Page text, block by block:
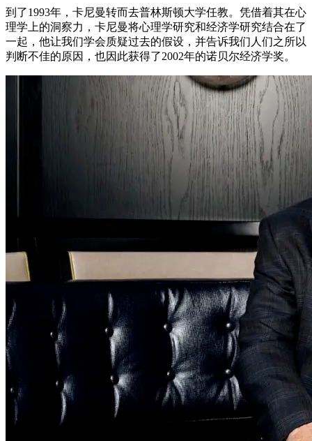
到了1993年，卡尼曼转而去普林斯顿大学任教。凭借着其在心
理学上的洞察力，卡尼曼将心理学研究和经济学研究结合在了
一起，他让我们学会质疑过去的假设，并告诉我们人们之所以
判断不佳的原因，也因此获得了2002年的诺贝尔经济学奖。